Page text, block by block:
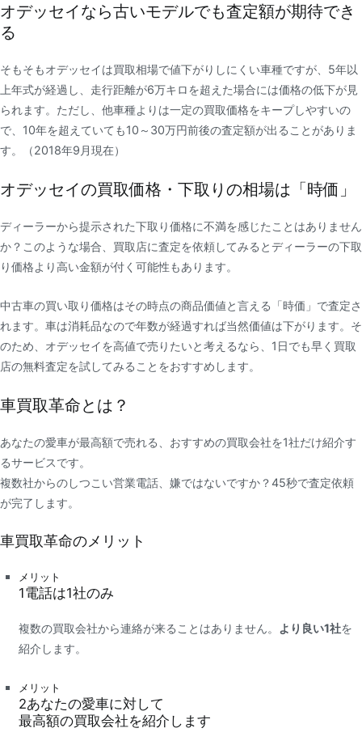
オデッセイなら古いモデルでも査定額が期待でき
る
そもそもオデッセイは買取相場で値下がりしにくい車種ですが、5年以
上年式が経過し、走行距離が6万キロを超えた場合には価格の低下が見
られます。ただし、他車種よりは一定の買取価格をキープしやすいの
で、10年を超えていても10～30万円前後の査定額が出ることがありま
す。（2018年9月現在）
オデッセイの買取価格・下取りの相場は「時価」
ディーラーから提示された下取り価格に不満を感じたことはありません
か？このような場合、買取店に査定を依頼してみるとディーラーの下取
り価格より高い金額が付く可能性もあります。
中古車の買い取り価格はその時点の商品価値と言える「時価」で査定さ
れます。車は消耗品なので年数が経過すれば当然価値は下がります。そ
のため、オデッセイを高値で売りたいと考えるなら、1日でも早く買取
店の無料査定を試してみることをおすすめします。
車買取革命とは？
あなたの愛車が最高額で売れる、おすすめの買取会社を1社だけ紹介す
るサービスです。
複数社からのしつこい営業電話、嫌ではないですか？45秒で査定依頼
が完了します。
車買取革命のメリット
メリット
1電話は1社のみ
複数の買取会社から連絡が来ることはありません。 より良い1社を
紹介します。
メリット
2あなたの愛車に対して
最高額の買取会社を紹介します